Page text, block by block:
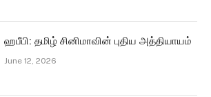
ஹபீபி: தமிழ் சினிமாவின் புதிய அத்தியாயம்
June 12, 2026